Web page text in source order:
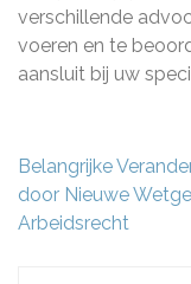
verschillende
voeren en te
aansluit bij uw
Belangrijke
door Nieuwe
Arbeidsrecht